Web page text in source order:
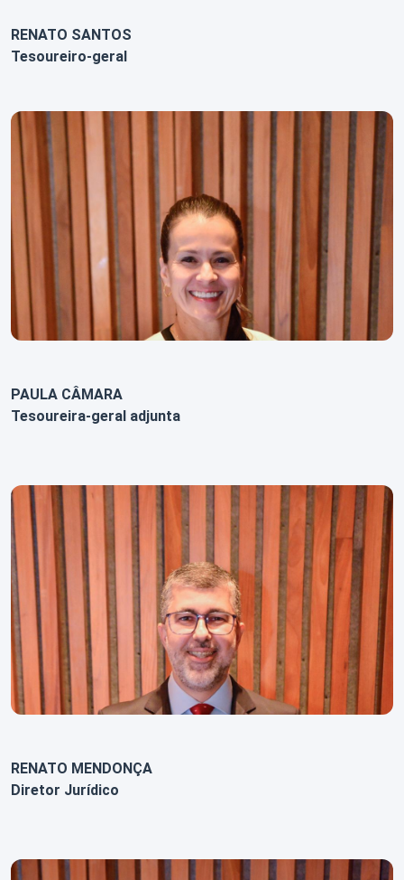
RENATO SANTOS
Tesoureiro-geral
PAULA CÂMARA
Tesoureira-geral adjunta
RENATO MENDONÇA
Diretor Jurídico